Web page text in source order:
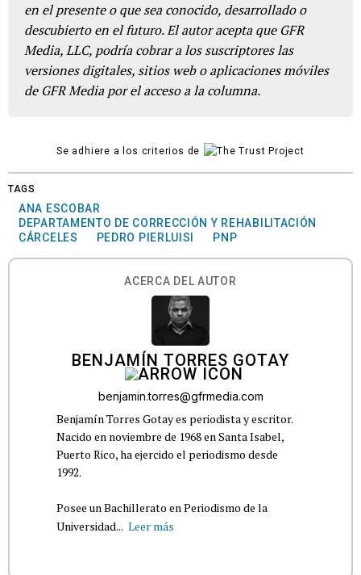
en el presente o que sea conocido, desarrollado o
descubierto en el futuro. El autor acepta que GFR
Media, LLC, podría cobrar a los suscriptores las
versiones digitales, sitios web o aplicaciones móviles
de GFR Media por el acceso a la columna.
Se adhiere a los criterios de
TAGS
ANA ESCOBAR
DEPARTAMENTO DE CORRECCIÓN Y REHABILITACIÓN
CÁRCELES
PEDRO PIERLUISI PNP
ACERCA DEL AUTOR
BENJAMÍN TORRES GOTAY
benjamin.torres@gfrmedia.com
Benjamín Torres Gotay es periodista y escritor.
Nacido en noviembre de 1968 en Santa Isabel,
Puerto Rico, ha ejercido el periodismo desde
1992.
Posee un Bachillerato en Periodismo de la
Universidad... Leer más